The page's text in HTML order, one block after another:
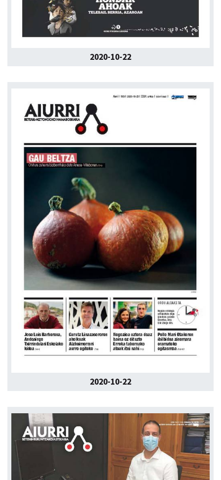
2020-10-22
2020-10-22